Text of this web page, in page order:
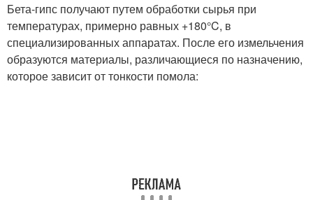
Бета-гипс получают путем обработки сырья при
температурах, примерно равных +180°C, в
специализированных аппаратах. После его измельчения
образуются материалы, различающиеся по назначению,
которое зависит от тонкости помола: